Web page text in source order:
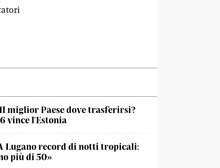
miglior Paese dove trasferirsi?
vince l'Estonia
Lugano record di notti tropicali:
più di 50»